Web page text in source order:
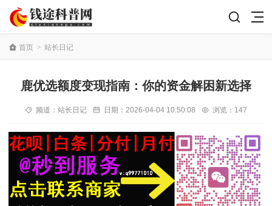
首页 > 站长日记
鹿优选额度变现指南：你的资金解困新选择
频道： 站长日记 日期： 2026-04-04 10:50:08 浏览：147